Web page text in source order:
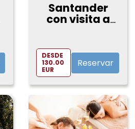
Santander
con visita a
Santillana del
Mar
DESDE
130.00
EUR
Reservar